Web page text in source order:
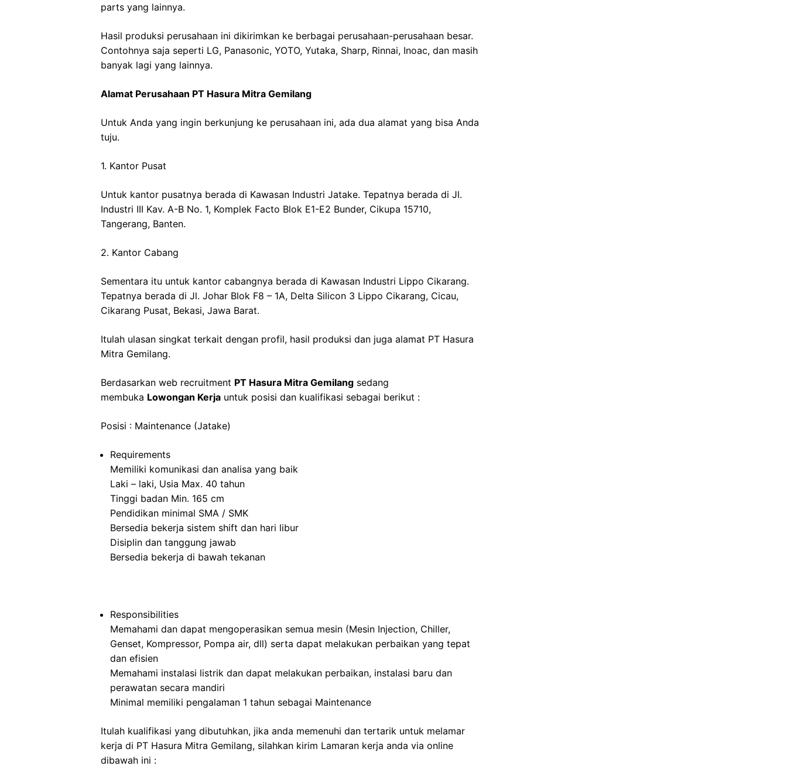
parts yang lainnya.
Hasil produksi perusahaan ini dikirimkan ke berbagai perusahaan-perusahaan besar.
Contohnya saja seperti LG, Panasonic, YOTO, Yutaka, Sharp, Rinnai, Inoac, dan masih
banyak lagi yang lainnya.
Alamat Perusahaan PT Hasura Mitra Gemilang
Untuk Anda yang ingin berkunjung ke perusahaan ini, ada dua alamat yang bisa Anda
tuju.
1. Kantor Pusat
Untuk kantor pusatnya berada di Kawasan Industri Jatake. Tepatnya berada di Jl.
Industri III Kav. A-B No. 1, Komplek Facto Blok E1-E2 Bunder, Cikupa 15710,
Tangerang, Banten.
2. Kantor Cabang
Sementara itu untuk kantor cabangnya berada di Kawasan Industri Lippo Cikarang.
Tepatnya berada di Jl. Johar Blok F8 – 1A, Delta Silicon 3 Lippo Cikarang, Cicau,
Cikarang Pusat, Bekasi, Jawa Barat.
Itulah ulasan singkat terkait dengan profil, hasil produksi dan juga alamat PT Hasura
Mitra Gemilang.
Berdasarkan web recruitment PT Hasura Mitra Gemilang sedang
membuka Lowongan Kerja untuk posisi dan kualifikasi sebagai berikut :
Posisi : Maintenance (Jatake)
Requirements
Memiliki komunikasi dan analisa yang baik
Laki – laki, Usia Max. 40 tahun
Tinggi badan Min. 165 cm
Pendidikan minimal SMA / SMK
Bersedia bekerja sistem shift dan hari libur
Disiplin dan tanggung jawab
Bersedia bekerja di bawah tekanan
Responsibilities
Memahami dan dapat mengoperasikan semua mesin (Mesin Injection, Chiller,
Genset, Kompressor, Pompa air, dll) serta dapat melakukan perbaikan yang tepat
dan efisien
Memahami instalasi listrik dan dapat melakukan perbaikan, instalasi baru dan
perawatan secara mandiri
Minimal memiliki pengalaman 1 tahun sebagai Maintenance
Itulah kualifikasi yang dibutuhkan, jika anda memenuhi dan tertarik untuk melamar
kerja di PT Hasura Mitra Gemilang, silahkan kirim Lamaran kerja anda via online
dibawah ini :